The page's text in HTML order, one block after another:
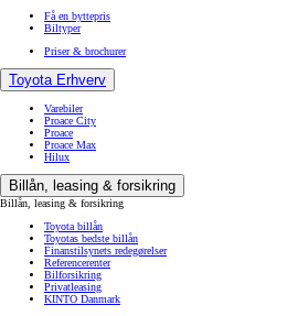
Få en byttepris
Biltyper
Priser & brochurer
Toyota Erhverv
Varebiler
Proace City
Proace
Proace Max
Hilux
Billån, leasing & forsikring
Billån, leasing & forsikring
Toyota billån
Toyotas bedste billån
Finanstilsynets redegørelser
Referencerenter
Bilforsikring
Privatleasing
KINTO Danmark